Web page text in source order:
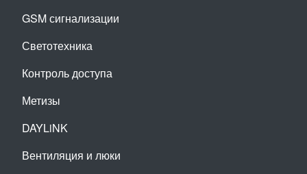
GSM сигнализации
Светотехника
Контроль доступа
Метизы
DAYLiNK
Вентиляция и люки